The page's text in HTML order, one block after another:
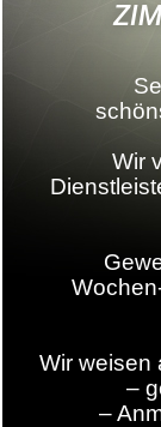
Wir
Wir weisen
–
–